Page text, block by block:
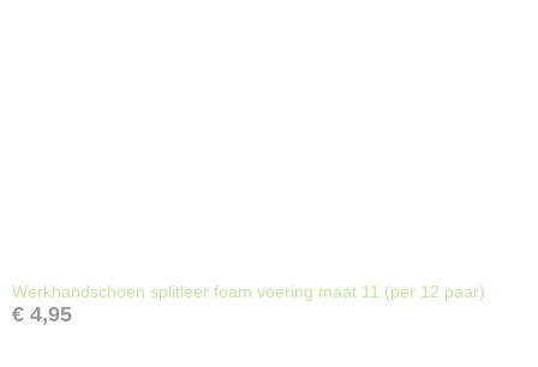
Werkhandschoen splitleer foam voering maat 11 (per 12 paar)
€ 4,95